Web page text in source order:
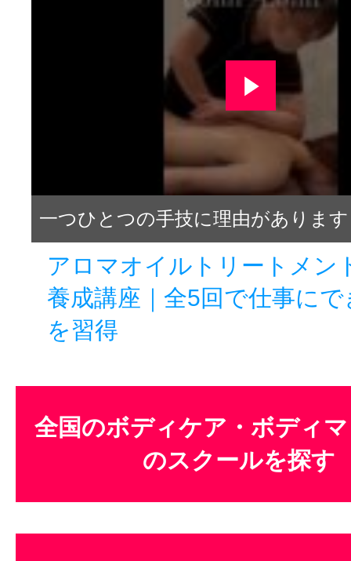
一つひとつの手技に理由があります
アロマオイルトリートメン
養成講座｜全5回で仕事に
を習得
全国のボディケア・ボディ
のスクールを探す